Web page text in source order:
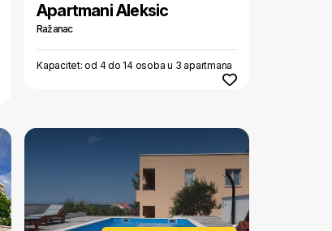
Apartmani Aleksic
Ražanac
Kapacitet: od 4 do 14 osoba u 3 apartmana